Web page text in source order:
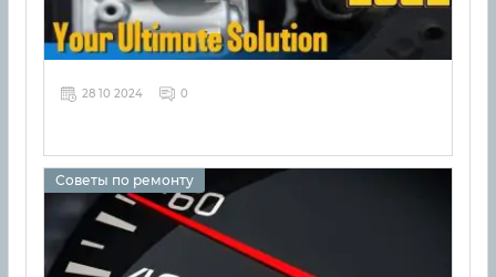
28 10 2024 0
Советы по ремонту